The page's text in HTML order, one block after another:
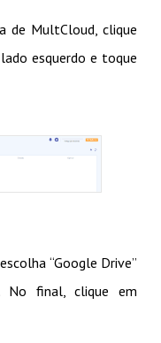
de MultCloud, clique
esquerdo e toque
“Google Drive”
No final, clique em